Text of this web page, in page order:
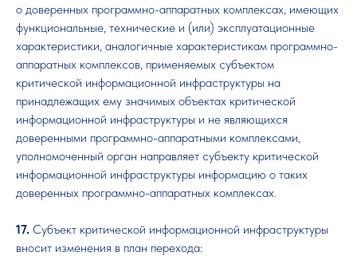
о доверенных программно-аппаратных комплексах, имеющих
функциональные, технические и (или) эксплуатационные
характеристики, аналогичные характеристикам программно-
аппаратных комплексов, применяемых субъектом
критической информационной инфраструктуры на
принадлежащих ему значимых объектах критической
информационной инфраструктуры и не являющихся
доверенными программно-аппаратными комплексами,
уполномоченный орган направляет субъекту критической
информационной инфраструктуры информацию о таких
доверенных программно-аппаратных комплексах.
17. Субъект критической информационной инфраструктуры
вносит изменения в план перехода: